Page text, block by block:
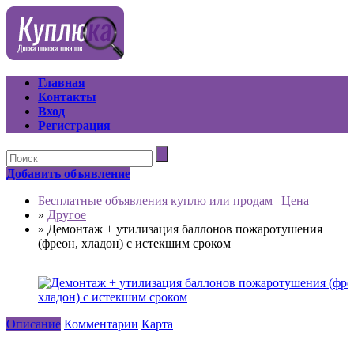
Главная
Контакты
Вход
Регистрация
Добавить объявление
Бесплатные объявления куплю или продам | Цена
» Другое
» Демонтаж + утилизация баллонов пожаротушения
(фреон, хладон) с истекшим сроком
Описание Комментарии Карта